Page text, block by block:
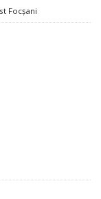
Focșani